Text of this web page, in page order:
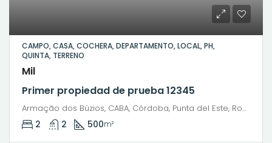
CAMPO, CASA, COCHERA, DEPARTAMENTO, LOCAL, PH,
QUINTA, TERRENO
Mil
Primer propiedad de prueba 12345
Armação dos Búzios, CABA, Córdoba, Punta del Este, Rosario, Santiago de Chile, Valparaíso, Villa Dolores, Viña del Mar, Avenida José Bento Ribeiro Dantas
2 2 500m²